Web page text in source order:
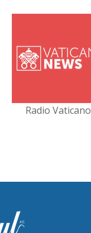
Radio Vaticano